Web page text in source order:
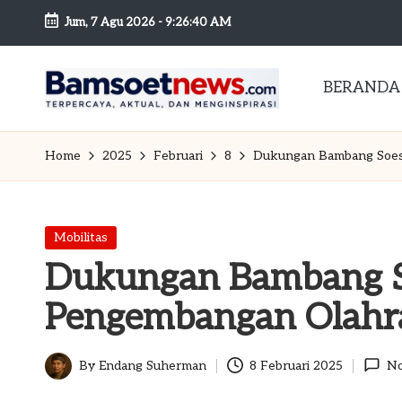
Skip
content
Jum, 7 Agu 2026 -9:26:41 AM
B
a
s
o
et
n
dan
Mobilitas
BERANDA
Home 2025 Februari 8 Dukungan Bambang
Posted
Mobilitas
Dukungan Bambang
Pengembangan
Posted
ByEndang Suherman 8 Februari 2025